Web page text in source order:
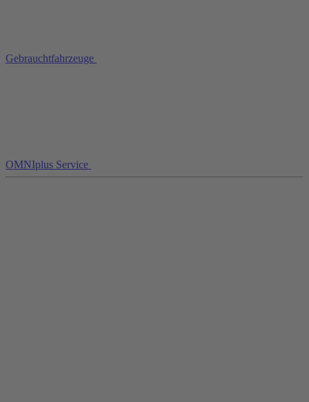
Gebrauchtfahrzeuge
OMNIplus Service